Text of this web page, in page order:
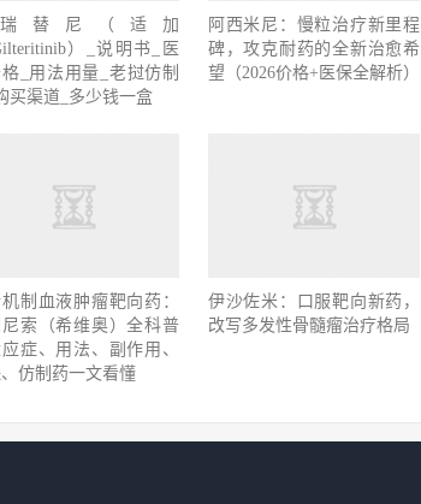
替尼（适加
）_说明书_医
_用法用量_老挝仿制
买渠道_多少钱一盒
碑，攻克耐药的全新治愈希
望（2026价格+医保全解析）
制血液肿瘤靶向药：
尼索（希维奥）全科普
应症、用法、副作用、
、仿制药一文看懂
伊沙佐米：口服靶向新药，
改写多发性骨髓瘤治疗格局